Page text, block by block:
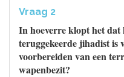
Vraag 2
In hoeverre klopt het dat
teruggekeerde jihadist is
voorbereiden van een
wapenbezit?